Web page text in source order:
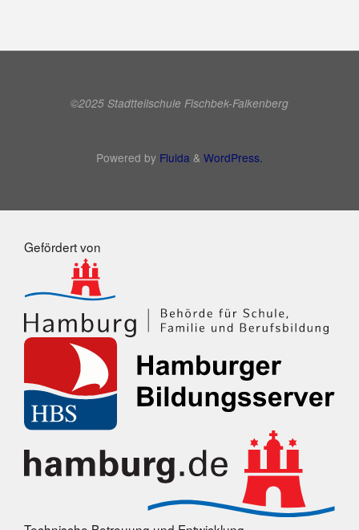
©2025 Stadtteilschule Fischbek-Falkenberg
Powered by Fluida & WordPress.
Gefördert von